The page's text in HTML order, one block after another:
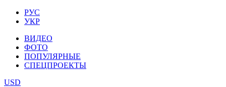
РУС
УКР
ВИДЕО
ФОТО
ПОПУЛЯРНЫЕ
СПЕЦПРОЕКТЫ
USD